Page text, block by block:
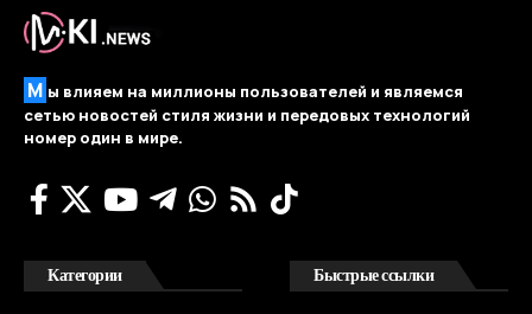
М ы влияем на миллионы пользователей и являемся
сетью новостей стиля жизни и передовых технологий
номер один в мире.
Категории Быстрые ссылки